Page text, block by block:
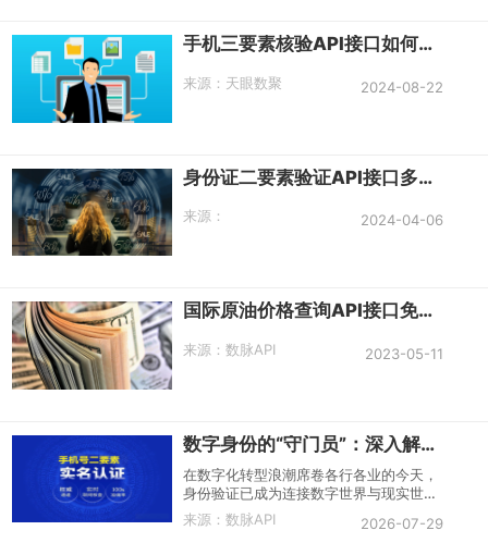
手机三要素核验API接口如何快速对接？
来源： 天眼数聚 2024-08-22
身份证二要素验证API接口多少钱？
来源： 2024-04-06
国际原油价格查询API接口免费调用
来源：数脉API 2023-05-11
数字身份的“守门员”：深入解析手机号二要素API接口
在数字化转型浪潮席卷各行各业的今天，
身份验证已成为连接数字世界与现实世界
的关键桥梁。从金融风控到电商防刷，从
在线政务到社区登录，如何快速、精准地
来源：数脉API 2026-07-29